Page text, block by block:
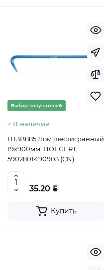
Выбор покупателей
В наличии
HT3B885 Лом шестигранный
19х900мм, HOEGERT,
5902801490903 (CN)
35.20 BYN
Купить